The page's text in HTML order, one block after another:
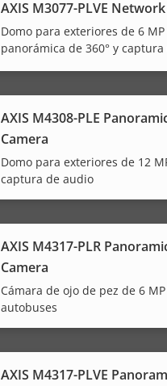
AXIS M3077-PLVE
Domo para exteriores de 6
panorámica de 360° y
AXIS M4308-PLE
Camera
Domo para exteriores de 12
captura de audio
AXIS M4317-PLR
Camera
Cámara de ojo de pez de 6
autobuses
AXIS M4317-PLVE